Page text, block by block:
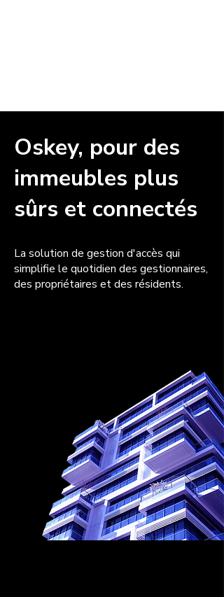
Oskey, pour des
immeubles plus
sûrs et connectés
La solution de gestion d'accès qui
simplifie le quotidien des gestionnaires,
des propriétaires et des résidents.